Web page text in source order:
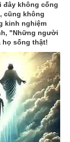
đây không cống
cũng không
kinh nghiệm
"Những người
họ sống thật!